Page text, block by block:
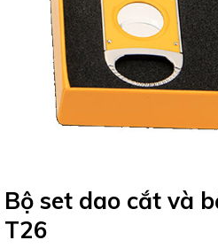
Bộ set dao cắt và
T26